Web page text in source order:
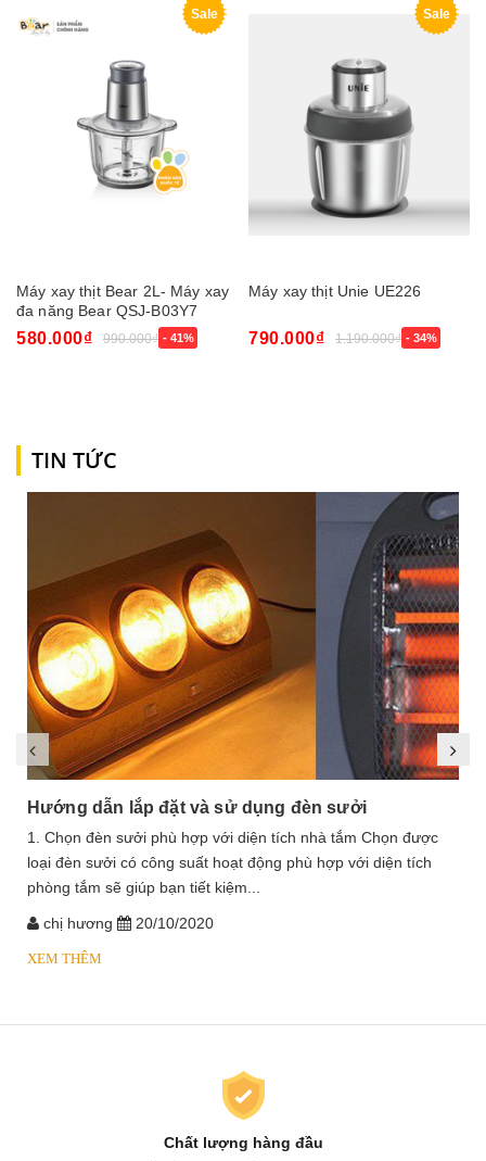
Sale
Máy xay thịt Bear 2L- Máy xay
đa năng Bear QSJ-B03Y7
580.000₫ 990.000₫ - 41%
Sale
Máy xay thịt Unie UE226
790.000₫ 1.190.000₫ - 34%
TIN TỨC
Hướng dẫn lắp đặt và sử dụng đèn sưởi
1. Chọn đèn sưởi phù hợp với diện tích nhà tắm Chọn được
loại đèn sưởi có công suất hoạt động phù hợp với diện tích
phòng tắm sẽ giúp bạn tiết kiệm...
chị hương 20/10/2020
XEM THÊM
Chất lượng hàng đầu